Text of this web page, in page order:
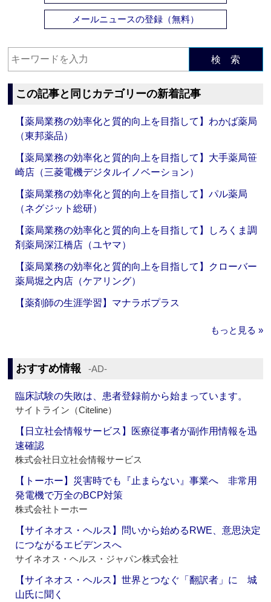
メールニュースの登録（無料）
検 索
この記事と同じカテゴリーの新着記事
【薬局業務の効率化と質的向上を目指して】わかば薬局
（東邦薬品）
【薬局業務の効率化と質的向上を目指して】大手薬局笹
崎店（三菱電機デジタルイノベーション）
【薬局業務の効率化と質的向上を目指して】パル薬局
（ネグジット総研）
【薬局業務の効率化と質的向上を目指して】しろくま調
剤薬局深江橋店（ユヤマ）
【薬局業務の効率化と質的向上を目指して】クローバー
薬局堀之内店（ケアリング）
【薬剤師の生涯学習】マナラボプラス
もっと見る »
おすすめ情報 ‐AD‐
臨床試験の失敗は、患者登録前から始まっています。
サイトライン（Citeline）
【日立社会情報サービス】医療従事者が副作用情報を迅
速確認
株式会社日立社会情報サービス
【トーホー】災害時でも『止まらない』事業へ 非常用
発電機で万全のBCP対策
株式会社トーホー
【サイネオス・ヘルス】問いから始めるRWE、意思決定
につながるエビデンスへ
サイネオス・ヘルス・ジャパン株式会社
【サイネオス・ヘルス】世界とつなぐ「翻訳者」に 城
山氏に聞く